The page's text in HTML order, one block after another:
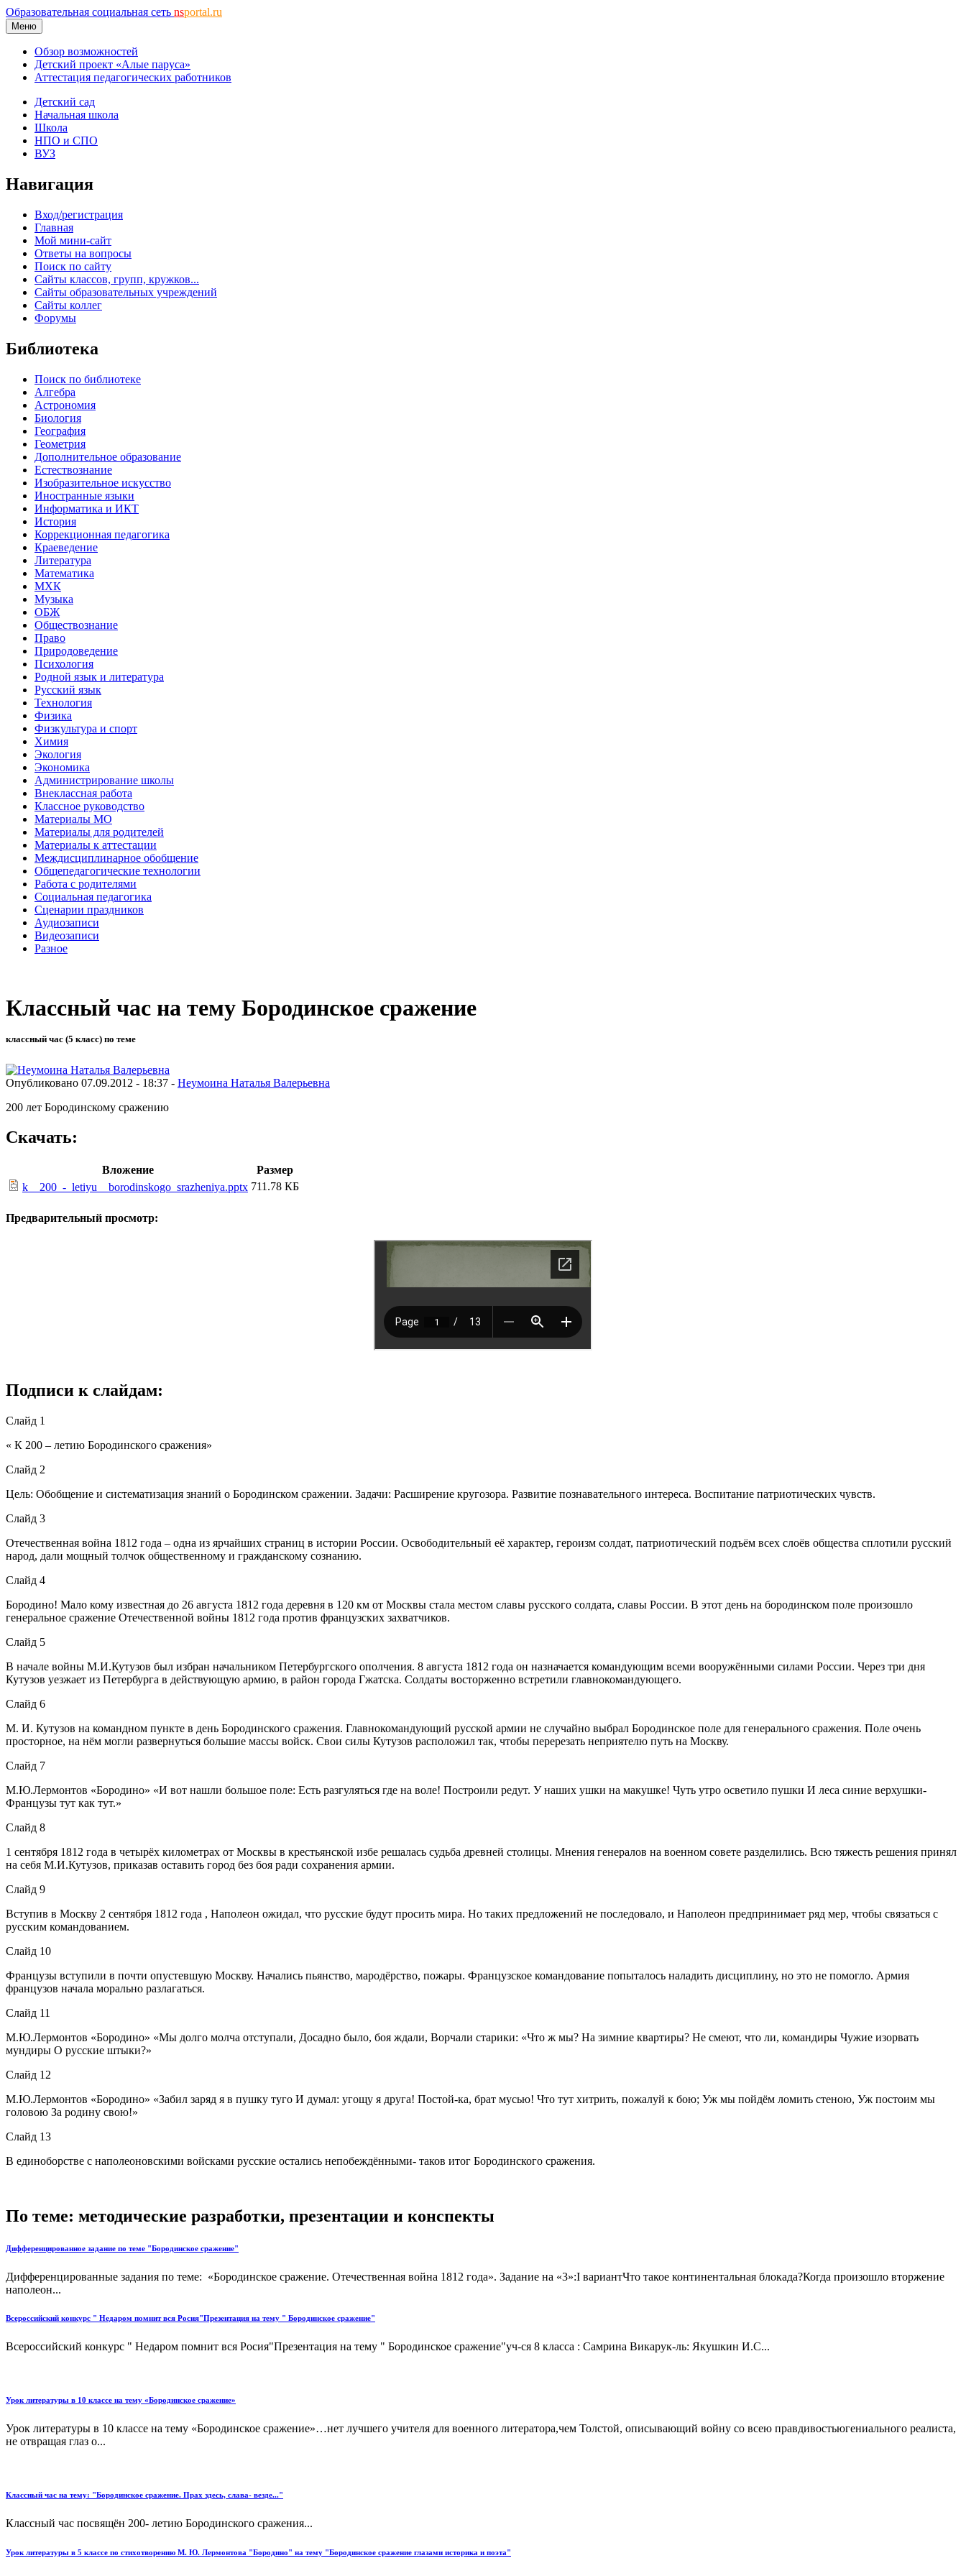
Образовательная социальная сеть nsportal.ru
Меню
Обзор возможностей
Детский проект «Алые паруса»
Аттестация педагогических работников
Детский сад
Начальная школа
Школа
НПО и СПО
ВУЗ
Навигация
Вход/регистрация
Главная
Мой мини-сайт
Ответы на вопросы
Поиск по сайту
Сайты классов, групп, кружков...
Сайты образовательных учреждений
Сайты коллег
Форумы
Библиотека
Поиск по библиотеке
Алгебра
Астрономия
Биология
География
Геометрия
Дополнительное образование
Естествознание
Изобразительное искусство
Иностранные языки
Информатика и ИКТ
История
Коррекционная педагогика
Краеведение
Литература
Математика
МХК
Музыка
ОБЖ
Обществознание
Право
Природоведение
Психология
Родной язык и литература
Русский язык
Технология
Физика
Физкультура и спорт
Химия
Экология
Экономика
Администрирование школы
Внеклассная работа
Классное руководство
Материалы МО
Материалы для родителей
Материалы к аттестации
Междисциплинарное обобщение
Общепедагогические технологии
Работа с родителями
Социальная педагогика
Сценарии праздников
Аудиозаписи
Видеозаписи
Разное
Классный час на тему Бородинское сражение
классный час (5 класс) по теме
Опубликовано 07.09.2012 - 18:37 - Неумоина Наталья Валерьевна
200 лет Бородинскому сражению
Скачать:
Вложение
Размер
k__200_-_letiyu__borodinskogo_srazheniya.pptx 711.78 КБ
Предварительный просмотр:
Подписи к слайдам:
Слайд 1
« К 200 – летию Бородинского сражения»
Слайд 2
Цель: Обобщение и систематизация знаний о Бородинском сражении. Задачи: Расширение кругозора. Развитие познавательного интереса. Воспитание патриотических чувств.
Слайд 3
Отечественная война 1812 года – одна из ярчайших страниц в истории России. Освободительный её характер, героизм солдат, патриотический подъём всех слоёв общества сплотили русский
народ, дали мощный толчок общественному и гражданскому сознанию.
Слайд 4
Бородино! Мало кому известная до 26 августа 1812 года деревня в 120 км от Москвы стала местом славы русского солдата, славы России. В этот день на бородинском поле произошло
генеральное сражение Отечественной войны 1812 года против французских захватчиков.
Слайд 5
В начале войны М.И.Кутузов был избран начальником Петербургского ополчения. 8 августа 1812 года он назначается командующим всеми вооружёнными силами России. Через три дня
Кутузов уезжает из Петербурга в действующую армию, в район города Гжатска. Солдаты восторженно встретили главнокомандующего.
Слайд 6
М. И. Кутузов на командном пункте в день Бородинского сражения. Главнокомандующий русской армии не случайно выбрал Бородинское поле для генерального сражения. Поле очень
просторное, на нём могли развернуться большие массы войск. Свои силы Кутузов расположил так, чтобы перерезать неприятелю путь на Москву.
Слайд 7
М.Ю.Лермонтов «Бородино» «И вот нашли большое поле: Есть разгуляться где на воле! Построили редут. У наших ушки на макушке! Чуть утро осветило пушки И леса синие верхушки-
Французы тут как тут.»
Слайд 8
1 сентября 1812 года в четырёх километрах от Москвы в крестьянской избе решалась судьба древней столицы. Мнения генералов на военном совете разделились. Всю тяжесть решения принял
на себя М.И.Кутузов, приказав оставить город без боя ради сохранения армии.
Слайд 9
Вступив в Москву 2 сентября 1812 года , Наполеон ожидал, что русские будут просить мира. Но таких предложений не последовало, и Наполеон предпринимает ряд мер, чтобы связаться с
русским командованием.
Слайд 10
Французы вступили в почти опустевшую Москву. Начались пьянство, мародёрство, пожары. Французское командование попыталось наладить дисциплину, но это не помогло. Армия
французов начала морально разлагаться.
Слайд 11
М.Ю.Лермонтов «Бородино» «Мы долго молча отступали, Досадно было, боя ждали, Ворчали старики: «Что ж мы? На зимние квартиры? Не смеют, что ли, командиры Чужие изорвать
мундиры О русские штыки?»
Слайд 12
М.Ю.Лермонтов «Бородино» «Забил заряд я в пушку туго И думал: угощу я друга! Постой-ка, брат мусью! Что тут хитрить, пожалуй к бою; Уж мы пойдём ломить стеною, Уж постоим мы
головою За родину свою!»
Слайд 13
В единоборстве с наполеоновскими войсками русские остались непобеждёнными- таков итог Бородинского сражения.
По теме: методические разработки, презентации и конспекты
Дифференцированное задание по теме "Бородинское сражение"
Дифференцированные задания по теме: «Бородинское сражение. Отечественная война 1812 года». Задание на «3»:I вариантЧто такое континентальная блокада?Когда произошло вторжение
наполеон...
Всероссийский конкурс " Недаром помнит вся Росия"Презентация на тему " Бородинское сражение"
Всероссийский конкурс " Недаром помнит вся Росия"Презентация на тему " Бородинское сражение"уч-ся 8 класса : Самрина Викарук-ль: Якушкин И.С...
Урок литературы в 10 классе на тему «Бородинское сражение»
Урок литературы в 10 классе на тему «Бородинское сражение»…нет лучшего учителя для военного литератора,чем Толстой, описывающий войну со всею правдивостьюгениального реалиста,
не отвращая глаз о...
Классный час на тему: "Бородинское сражение. Прах здесь, слава- везде..."
Классный час посвящён 200- летию Бородинского сражения...
Урок литературы в 5 классе по стихотворению М. Ю. Лермонтова "Бородино" на тему "Бородинское сражение глазами историка и поэта"